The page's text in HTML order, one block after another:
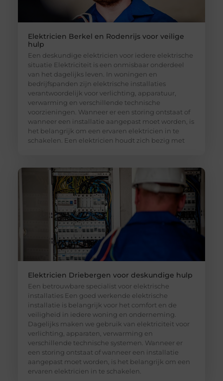
Elektricien Berkel en Rodenrijs voor veilige
hulp
Een deskundige elektricien voor iedere elektrische
situatie Elektriciteit is een onmisbaar onderdeel
van het dagelijks leven. In woningen en
bedrijfspanden zijn elektrische installaties
verantwoordelijk voor verlichting, apparatuur,
verwarming en verschillende technische
voorzieningen. Wanneer er een storing ontstaat of
wanneer een installatie aangepast moet worden, is
het belangrijk om een ervaren elektricien in te
schakelen. Een elektricien houdt zich bezig met
Elektricien Driebergen voor deskundige hulp
Een betrouwbare specialist voor elektrische
installaties Een goed werkende elektrische
installatie is belangrijk voor het comfort en de
veiligheid in iedere woning en onderneming.
Dagelijks maken we gebruik van elektriciteit voor
verlichting, apparaten, verwarming en
verschillende technische systemen. Wanneer er
een storing ontstaat of wanneer een installatie
aangepast moet worden, is het belangrijk om een
ervaren elektricien in te schakelen.